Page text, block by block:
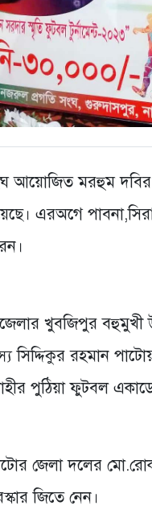
মরহুম দবির
এরঅগে
খুবজিপুর বহুমুখী
সিদ্দিকুর রহমান
পুঠিয়া ফুটবল
নাটোর জেলা দলের
জিতে নেন।